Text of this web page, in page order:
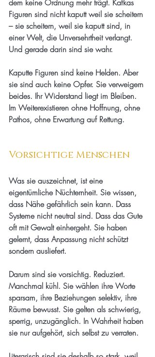
dem keine Ordnung mehr trägt. Kafkas
Figuren sind nicht kaputt weil sie scheitern
– sie scheitern, weil sie kaputt sind, in
einer Welt, die Unversehrtheit verlangt.
Und gerade darin sind sie wahr.
Kaputte Figuren sind keine Helden. Aber
sie sind auch keine Opfer. Sie verweigern
beides. Ihr Widerstand liegt im Bleiben.
Im Weiterexistieren ohne Hoffnung, ohne
Pathos, ohne Erwartung auf Rettung.
Vorsichtige Menschen
Was sie auszeichnet, ist eine
eigentümliche Nüchternheit. Sie wissen,
dass Nähe gefährlich sein kann. Dass
Systeme nicht neutral sind. Dass das Gute
oft mit Gewalt einhergeht. Sie haben
gelernt, dass Anpassung nicht schützt
sondern ausliefert.
Darum sind sie vorsichtig. Reduziert.
Manchmal kühl. Sie wählen ihre Worte
sparsam, ihre Beziehungen selektiv, ihre
Räume bewusst. Sie gelten als schwierig,
sperrig, unzugänglich. In Wahrheit haben
sie nur aufgehört, sich selbst zu verraten.